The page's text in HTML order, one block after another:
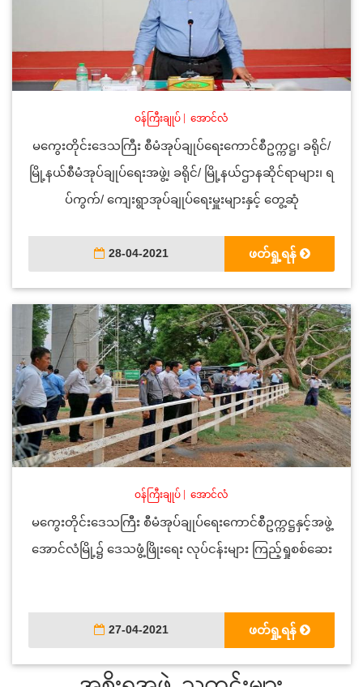
ဝန်ကြီးချုပ် အောင်လံ
မကွေးတိုင်းဒေသကြီး စီမံအုပ်ချုပ်ရေးကောင်စီဥက္ကဋ္ဌ၊ ခရိုင်/
မြို့နယ်စီမံအုပ်ချုပ်ရေးအဖွဲ့၊ ခရိုင်/ မြို့နယ်ဌာနဆိုင်ရာများ၊ ရ
ပ်ကွက်/ ကျေးရွာအုပ်ချုပ်ရေးမှူးများနှင့် တွေ့ဆုံ
28-04-2021 ဖတ်ရှု့ရန်
ဝန်ကြီးချုပ် အောင်လံ
မကွေးတိုင်းဒေသကြီး စီမံအုပ်ချုပ်ရေးကောင်စီဥက္ကဋ္ဌနှင့်အဖွဲ့
အောင်လံမြို့၌ ဒေသဖွံ့ဖြိုးရေး လုပ်ငန်းများ ကြည့်ရှုစစ်ဆေး
27-04-2021 ဖတ်ရှု့ရန်